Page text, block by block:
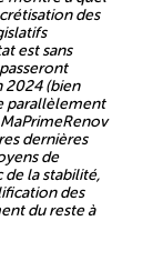
des
est sans
2024 (bien
parallèlement
dernières
de
la stabilité,
des
du reste à